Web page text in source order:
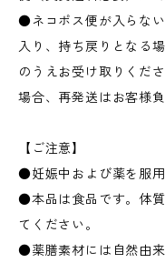
●ネコポス便が入らな
入り、持ち戻りとなる
のうえお受け取りくだ
場合、再発送はお客様
【ご注意】
●妊娠中および薬を服用
●本品は食品です。体
てください。
●薬膳素材には自然由来